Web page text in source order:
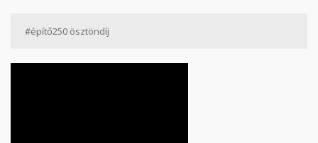
#építő250 ösztöndíj